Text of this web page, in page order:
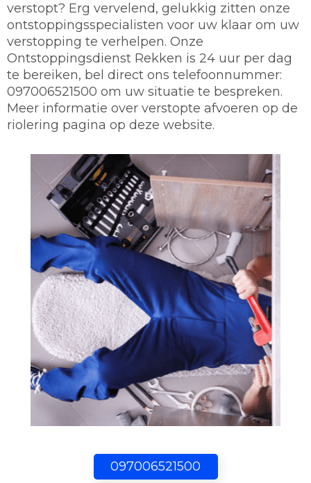
097006521500
verstopt? Erg vervelend, gelukkig zitten onze
ontstoppingsspecialisten voor uw klaar om uw
verstopping te verhelpen. Onze
Ontstoppingsdienst Rekken is 24 uur per dag
te bereiken, bel direct ons telefoonnummer:
097006521500 om uw situatie te bespreken.
Meer informatie over verstopte afvoeren op de
riolering pagina op deze website.